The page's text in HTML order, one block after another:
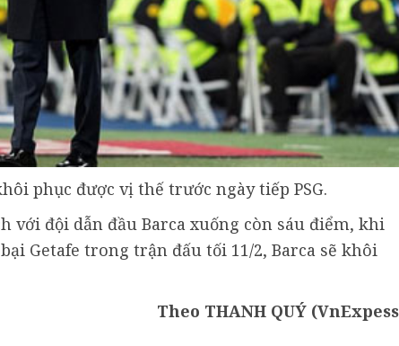
phục được vị thế trước ngày tiếp PSG.
với đội dẫn đầu Barca xuống còn sáu điểm, khi
Getafe trong trận đấu tối 11/2, Barca sẽ khôi
Theo THANH QUÝ